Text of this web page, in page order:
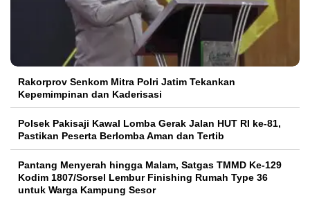
Rakorprov Senkom Mitra Polri Jatim Tekankan
Kepemimpinan dan Kaderisasi
Polsek Pakisaji Kawal Lomba Gerak Jalan HUT RI ke-81,
Pastikan Peserta Berlomba Aman dan Tertib
Pantang Menyerah hingga Malam, Satgas TMMD Ke-129
Kodim 1807/Sorsel Lembur Finishing Rumah Type 36
untuk Warga Kampung Sesor